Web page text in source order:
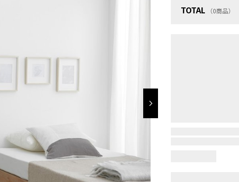
TOTAL （0商品）